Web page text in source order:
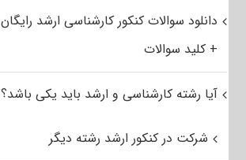
دانلود سوالات کنکور کارشناسی ارشد رایگان
+ کلید سوالات
آیا رشته کارشناسی و ارشد باید یکی باشد؟
شرکت در کنکور ارشد رشته دیگر